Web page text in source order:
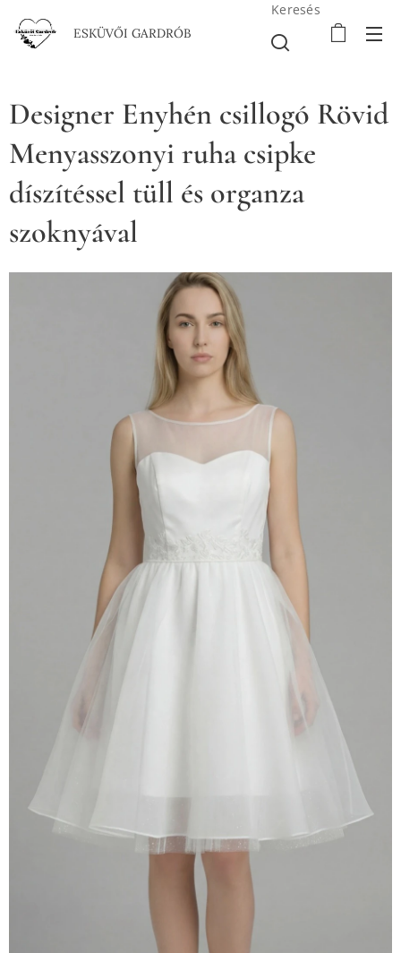
ESKÜVŐI GARDRÓB
Keresés
Designer Enyhén csillogó Rövid
Menyasszonyi ruha csipke
díszítéssel tüll és organza
szoknyával